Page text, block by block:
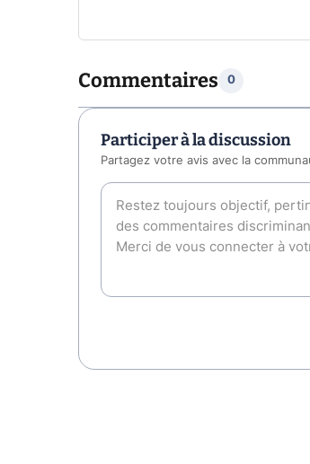
Commentaires 0
Participer à la discussion
Partagez votre avis avec la